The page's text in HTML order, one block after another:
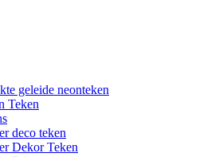
geleide neonteken
Teken
deco teken
Dekor Teken